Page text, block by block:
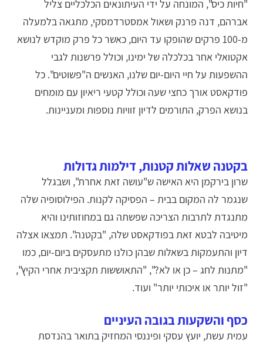
"חיות כיס", המונחה על ידי העיתונאים הכלכליים צליל
אברהם, דנה פרנק ושאול אמסטרדמסקי, מתגאה בלמעלה
מ-100 פרקים שהופקו עד היום, כאשר כל פרק מוקדש לנושא
אקטואלי אחר בכלכלה של ימינו, וכולל פרשנות לגבי
ההשפעות על חיי היום-יום שלנו, האנשים ה"פשוטים". כל
פודקאסט אורך כחצי שעה וכולל קטעי ריאיון עם מומחים
בנושא הפרק, התורמים לדיון זוויות נוספות ומעניינות.
בקטנה שאלות קטנות, דילמות גדולות
שרון בירקמן היא האישה ש"עושה זאת אחרת", ושבגלל
שנגמר לה המקום בבית – הפסיקה לקנות. הפילוסופיה שלה
מתנגדת לתרבות הצריכה שפשתה גם במחוזותינו והיא
מיטיבה לבטא זאת בפודקאסט שלה, "בקטנה". תמצאו אצלה
דיון והתעמקות בשאלות שבהן כולנו מתעסקים ביום-יום, כמו
"מתנות לחג – כן או לא?", "התאוששות תקציבית אחרי הקיץ",
"זול יותר או איכותי יותר" ועוד.
כסף והשקעות בגובה העיניים
עמית עשת, יועץ עסקי ופיננסי המחזיק בתואר בהנדסת